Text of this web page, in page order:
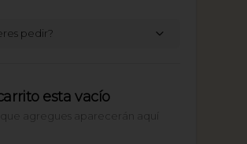
pedir?
esta vacío
que agregues aparecerán aquí